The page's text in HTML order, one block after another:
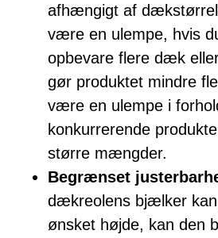
afhængigt af
være en ulempe, hvis
opbevare flere dæk
gør produktet mindre
være en ulempe i
konkurrerende
større mængder.
Begrænset
dækreolens bjælker
ønsket højde, kan den